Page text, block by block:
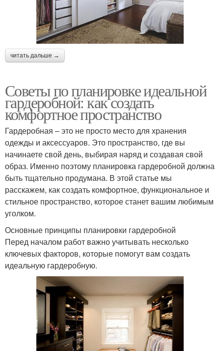
читать дальше →
Советы по планировке идеальной
гардеробной: как создать
комфортное пространство
Гардеробная – это не просто место для хранения
одежды и аксессуаров. Это пространство, где вы
начинаете свой день, выбирая наряд и создавая свой
образ. Именно поэтому планировка гардеробной должна
быть тщательно продумана. В этой статье мы
расскажем, как создать комфортное, функциональное и
стильное пространство, которое станет вашим любимым
уголком.
Основные принципы планировки гардеробной
Перед началом работ важно учитывать несколько
ключевых факторов, которые помогут вам создать
идеальную гардеробную.